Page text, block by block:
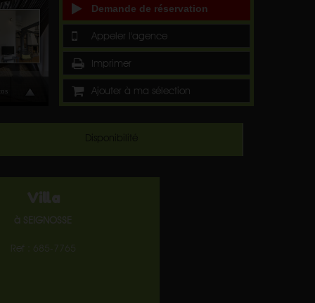
Demande de réservation
Appeler l'agence
Imprimer
Ajouter à ma sélection
Villa
à SEIGNOSSE
Ref : 685-7765